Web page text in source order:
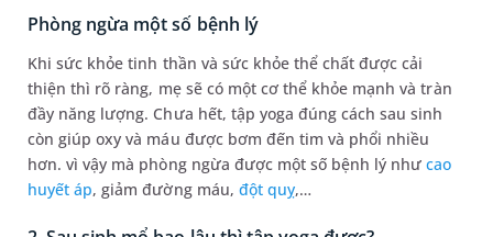
Phòng ngừa một số bệnh lý
Khi sức khỏe tinh thần và sức khỏe thể chất được cải
thiện thì rõ ràng, mẹ sẽ có một cơ thể khỏe mạnh và tràn
đầy năng lượng. Chưa hết, tập yoga đúng cách sau sinh
còn giúp oxy và máu được bơm đến tim và phổi nhiều
hơn. vì vậy mà phòng ngừa được một số bệnh lý nhưcao
huyết áp, giảm đường máu, đột quỵ,…